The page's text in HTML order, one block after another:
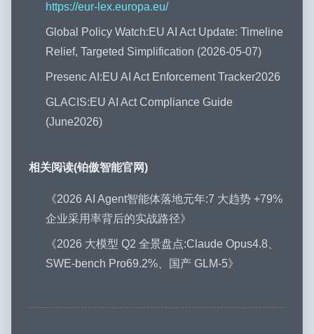
https://eur-lex.europa.eu/
Global Policy Watch:EU AI Act Update: Timeline
Relief, Targeted Simplification (2026-05-07)
Presenc AI:EU AI Act Enforcement Tracker2026
GLACIS:EU AI Act Compliance Guide
(June2026)
相关阅读(铂傲智能官网)
《2026 AI Agent智能体落地元年:7 大趋势 +79%
企业采用率背后的实战路径》
《2026 大模型 Q2 全景盘点:Claude Opus4.8、
SWE-bench Pro69.2%、国产 GLM-5》